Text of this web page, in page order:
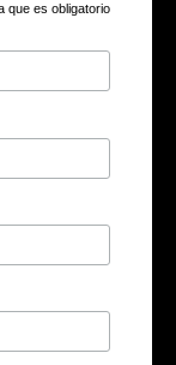
que es obligatorio